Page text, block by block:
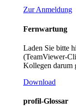
Zur Anmeldung
Fernwartung
Laden Sie bitte
(TeamViewer-
Kollegen darum
Download
profil-Glossar